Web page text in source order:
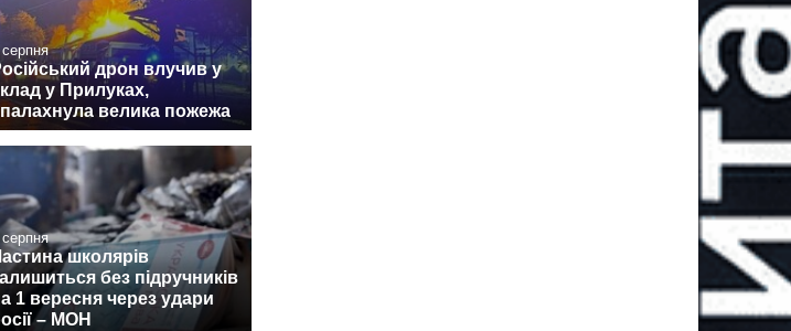
дрон влучив у
у Прилуках,
велика пожежа
школярів
без підручників
1 вересня через удари
– МОН